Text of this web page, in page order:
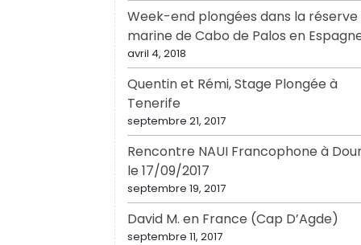
Week-end plongées dans la réserve
marine de Cabo de Palos en
avril 4, 2018
Quentin et Rémi, Stage Plongée à
Tenerife
septembre 21, 2017
Rencontre NAUI Francophone à
le 17/09/2017
septembre 19, 2017
David M. en France (Cap D’Agde)
septembre 11, 2017